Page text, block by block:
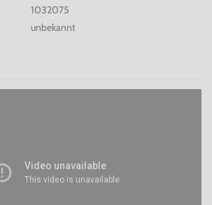
1032075
unbekannt